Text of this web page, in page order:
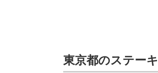
東京都のステー